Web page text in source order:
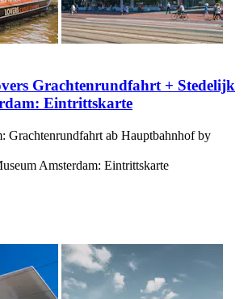
Grachtenrundfahrt + Stedelijk
Eintrittskarte
Grachtenrundfahrt ab Hauptbahnhof by
Amsterdam: Eintrittskarte